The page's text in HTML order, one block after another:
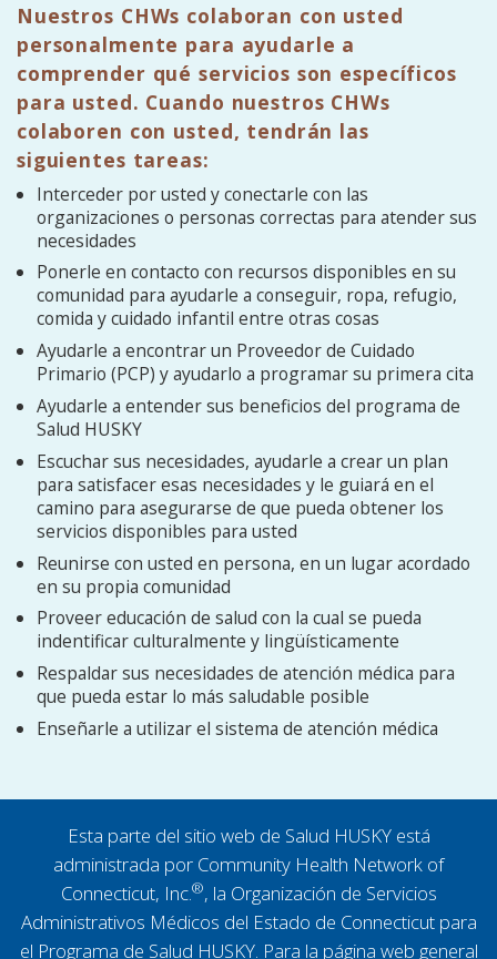
Nuestros CHWs colaboran con usted
personalmente para ayudarle a
comprender qué servicios son específicos
para usted. Cuando nuestros CHWs
colaboren con usted, tendrán las
siguientes tareas:
Interceder por usted y conectarle con las
organizaciones o personas correctas para atender sus
necesidades
Ponerle en contacto con recursos disponibles en su
comunidad para ayudarle a conseguir, ropa, refugio,
comida y cuidado infantil entre otras cosas
Ayudarle a encontrar un Proveedor de Cuidado
Primario (PCP) y ayudarlo a programar su primera cita
Ayudarle a entender sus beneficios del programa de
Salud HUSKY
Escuchar sus necesidades, ayudarle a crear un plan
para satisfacer esas necesidades y le guiará en el
camino para asegurarse de que pueda obtener los
servicios disponibles para usted
Reunirse con usted en persona, en un lugar acordado
en su propia comunidad
Proveer educación de salud con la cual se pueda
indentificar culturalmente y lingüísticamente
Respaldar sus necesidades de atención médica para
que pueda estar lo más saludable posible
Enseñarle a utilizar el sistema de atención médica
Esta parte del sitio web de Salud HUSKY está
administrada por Community Health Network of
Connecticut, Inc.®, la Organización de Servicios
Administrativos Médicos del Estado de Connecticut para
el Programa de Salud HUSKY. Para la página web general